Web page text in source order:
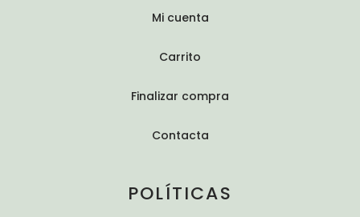
Mi cuenta
Carrito
Finalizar compra
Contacta
POLÍTICAS